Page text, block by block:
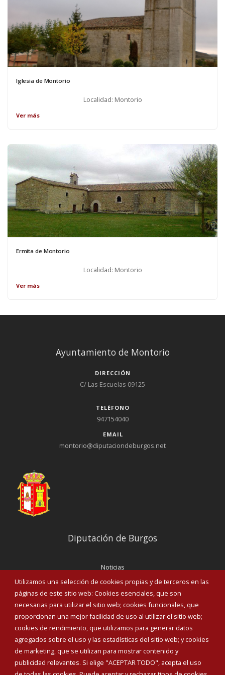
Iglesia de Montorio
Localidad: Montorio
Ver más
Ermita de Montorio
Localidad: Montorio
Ver más
Utilizamos una selección de cookies propias y de terceros en las
páginas de este sitio web: Cookies esenciales, que son
necesarias para utilizar el sitio web; cookies funcionales, que
proporcionan una mejor facilidad de uso al utilizar el sitio web;
cookies de rendimiento, que utilizamos para generar datos
agregados sobre el uso y las estadísticas del sitio web; y cookies
de marketing, que se utilizan para mostrar contenido y
publicidad relevantes. Si elige "ACEPTAR TODO", acepta el uso
Ayuntamiento de Montorio
DIRECCIÓN
C/ Las Escuelas 09125
TELÉFONO
947154040
EMAIL
montorio@diputaciondeburgos.net
Diputación de Burgos
Noticias
Eventos
Corporación Municipal
Teléfonos de interés
INICIAR SESIÓN
MAPA WEB